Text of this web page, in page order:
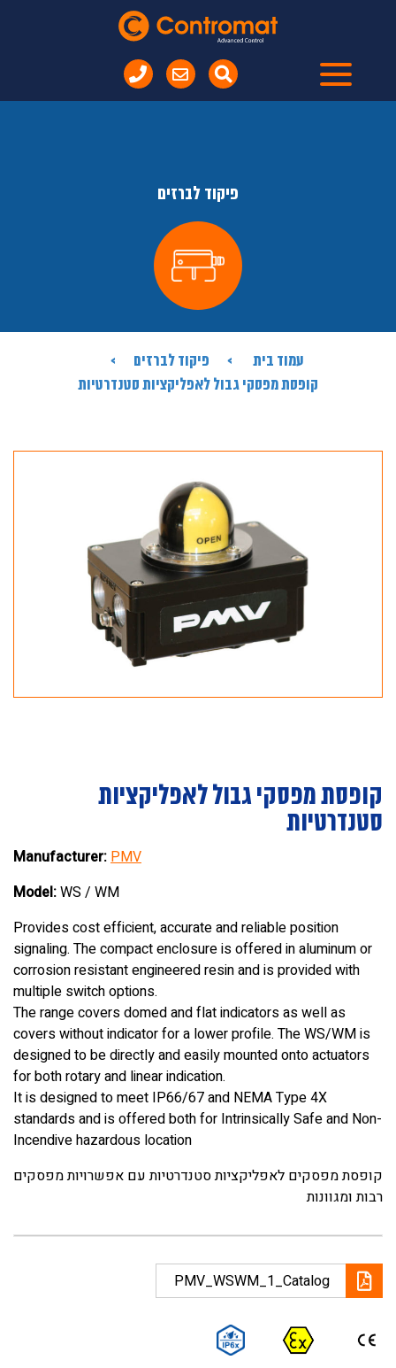
פיקוד לברזים
עמוד בית
פיקוד לברזים
קופסת מפסקי גבול לאפליקציות סטנדרטיות
קופסת מפסקי גבול לאפליקציות
סטנדרטיות
Manufacturer:PMV
Model:WS / WM
Provides cost efficient, accurate and reliable position
signaling. The compact enclosure is offered in aluminum or
corrosion resistant engineered resin and is provided with
multiple switch options.
The range covers domed and flat indicators as well as
covers without indicator for a lower profile. The WS/WM is
designed to be directly and easily mounted onto actuators
for both rotary and linear indication.
It is designed to meet IP66/67 and NEMA Type 4X
standards and is offered both for Intrinsically Safe and Non-
Incendive hazardous location
קופסת מפסקים לאפליקציות סטנדרטיות עם אפשרויות מפסקים
רבות ומגוונות
PMV_WSWM_1_Catalog